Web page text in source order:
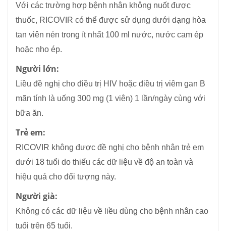
Với các trường hợp bệnh nhân không nuốt được
thuốc, RICOVIR có thể được sử dụng dưới dạng hòa
tan viên nén trong ít nhất 100 ml nước, nước cam ép
hoặc nho ép.
Người lớn:
Liều đề nghị cho điều trị HIV hoặc điều trị viêm gan B
mãn tính là uống 300 mg (1 viên) 1 lần/ngày cùng với
bữa ăn.
Trẻ em:
RICOVIR không được đề nghị cho bệnh nhân trẻ em
dưới 18 tuổi do thiếu các dữ liệu về độ an toàn và
hiệu quả cho đối tượng này.
Người già:
Không có các dữ liệu về liều dùng cho bệnh nhân cao
tuổi trên 65 tuổi.